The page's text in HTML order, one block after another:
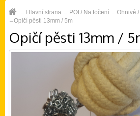
Hlavní strana POI / Na točení
Ohnivé
Opičí pěsti 13mm / 5m
Opičí pěsti 13mm /